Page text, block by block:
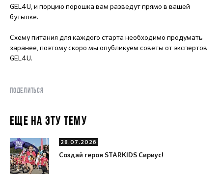
GEL4U, и порцию порошка вам разведут прямо в вашей
бутылке.
Схему питания для каждого старта необходимо продумать
заранее, поэтому скоро мы опубликуем советы от экспертов
GEL4U.
ПОДЕЛИТЬСЯ
ЕЩЕ НА ЭТУ ТЕМУ
28.07.2026
Создай героя STARKIDS Сириус!